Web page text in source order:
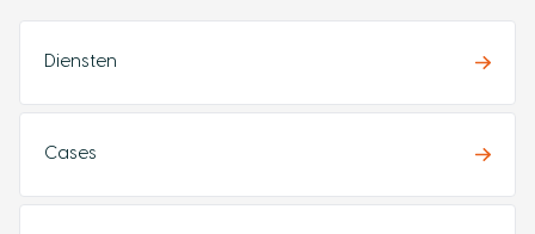
Diensten
Cases